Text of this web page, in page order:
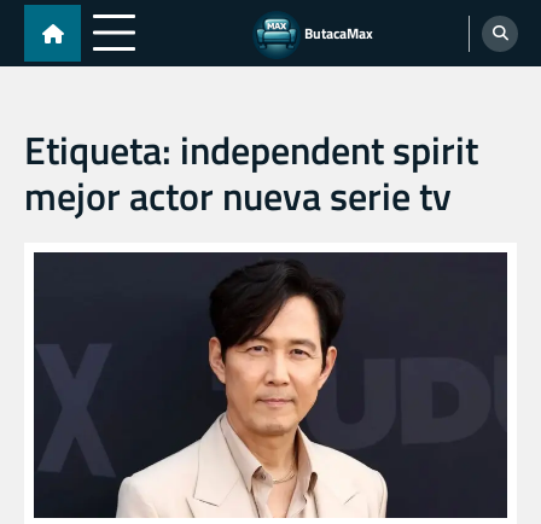
Skip
content
ButacaMax
Etiqueta: independent spirit
mejor actor nueva serie tv